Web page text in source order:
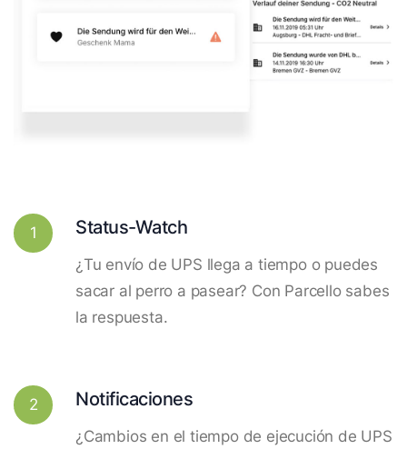
1 Status-Watch
¿Tu envío de UPS llega a tiempo o puedes
sacar al perro a pasear? Con Parcello sabes
la respuesta.
2 Notificaciones
¿Cambios en el tiempo de ejecución de UPS